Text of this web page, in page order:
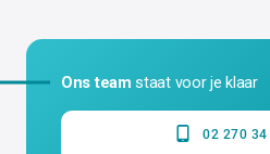
Ons team staat voor je klaar
02 270 34